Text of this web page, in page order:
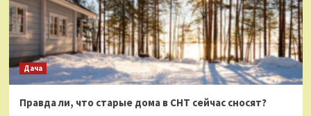
Дача
Правда ли, что старые дома в СНТ сейчас сносят?